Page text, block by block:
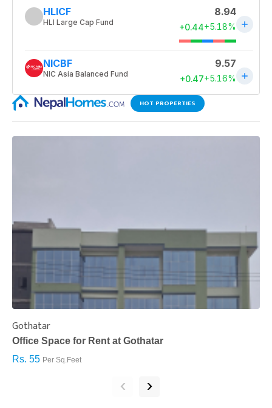
HOT PROPERTIES
Gothatar
Office Space for Rent at Gothatar
Rs. 55 Per Sq.Feet
‹ ›